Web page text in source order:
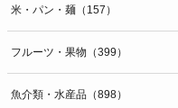
米・パン・麺（157）
フルーツ・果物（399）
魚介類・水産品（898）